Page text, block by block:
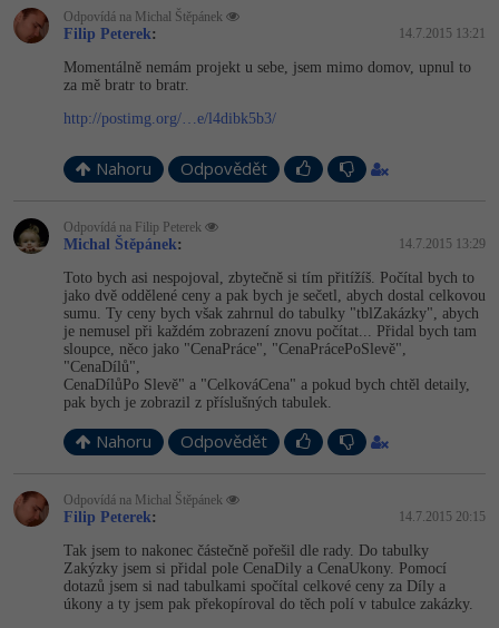
Odpovídá na Michal Štěpánek
Filip Peterek: 14.7.2015 13:21
Momentálně nemám projekt u sebe, jsem mimo domov, upnul to
za mě bratr to bratr.
http://postimg.org/…e/l4dibk5b3/
Nahoru Odpovědět
Odpovídá na Filip Peterek
Michal Štěpánek: 14.7.2015 13:29
Toto bych asi nespojoval, zbytečně si tím přitížíš. Počítal bych to
jako dvě oddělené ceny a pak bych je sečetl, abych dostal celkovou
sumu. Ty ceny bych však zahrnul do tabulky "tblZakázky", abych
je nemusel při každém zobrazení znovu počítat... Přidal bych tam
sloupce, něco jako "CenaPráce", "CenaPrácePoSlevě",
"CenaDílů",
CenaDílůPo Slevě" a "CelkováCena" a pokud bych chtěl detaily,
pak bych je zobrazil z příslušných tabulek.
Nahoru Odpovědět
Odpovídá na Michal Štěpánek
Filip Peterek: 14.7.2015 20:15
Tak jsem to nakonec částečně pořešil dle rady. Do tabulky
Zakýzky jsem si přidal pole CenaDily a CenaUkony. Pomocí
dotazů jsem si nad tabulkami spočítal celkové ceny za Díly a
úkony a ty jsem pak překopíroval do těch polí v tabulce zakázky.